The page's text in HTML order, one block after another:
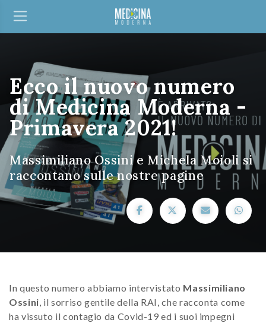
Ecco il nuovo numero
di Medicina Moderna -
Primavera 2021!
Massimiliano Ossini e Michela Moioli si
raccontano sulle nostre pagine
In questo numero abbiamo intervistato Massimiliano
Ossini, il sorriso gentile della RAI, che racconta come
ha vissuto il contagio da Covid-19 ed i suoi impegni